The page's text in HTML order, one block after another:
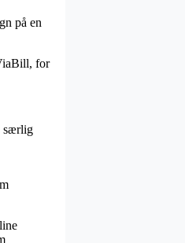
på en
for
særlig